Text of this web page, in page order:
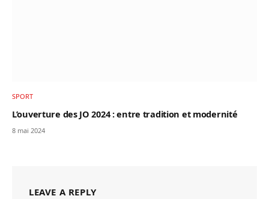
SPORT
L’ouverture des JO 2024 : entre tradition et modernité
8 mai 2024
LEAVE A REPLY